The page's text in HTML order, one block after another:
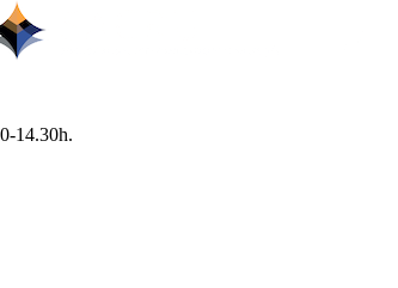
14.30h.